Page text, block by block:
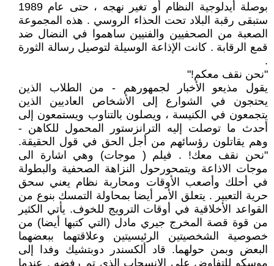
بوصلة أيدلوجية النظام أو تغير نهجه ، حتى عام 1989
ستبقى رقبة البلاد تحت الحذاء الروسي . هذه المجموعة
الصعبة من الصحفيين والفنيين ساهموا في النضال ضد
قمع الرقابة . كانت الإذاعة الوسيلة لتوصيل رسالة الثورة
.
"نحن نقف معكم!"
يقول مذيعو الأخبار لجمهورهم - من الطلاب الذين
يحتجون في الشوارع إلى الأشخاص العاديين الذين
يتجمعون في الكنيسة ، ويصلون بالتناوب ويستمعون إلى
أحدث ما توصلت إليه الترانزستور المحمول للكاهن -
وهم يقاتلون رؤسائهم من أجل الحق في قول الحقيقة.
"نحن نقف معك! . فيلم ( موجات) وهي اشارة الى
موجات الاذاعة ويتمحورحول النزاهة الصحفية والبطولة
في أحلك وأصعب الأوقات ومحاربة نظام يعني سحق
حرية التعبير . يتعلق الأمر أيضا بمحاولة التمسك بنوع من
القواعد الأخلاقية في أوقات الترويج للخوف. يأتي الكثير
من قوة قصة المخرج جيري مادل (التي كتبها أيضا) من
خصوصية الشخصيتين الرئيسيتين وعلاقتهما ببعضهما
البعض وبمن حولهما. قاد ألكسندر دوبتشيك وفدا إلى
موسكو للتفاوض على الانسحاب الذي تم رفضه . عندما